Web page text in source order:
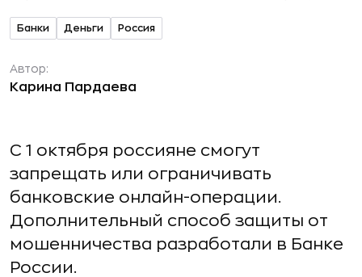
Банки Деньги Россия
Автор:
Карина Пардаева
С 1 октября россияне смогут
запрещать или ограничивать
банковские онлайн-операции.
Дополнительный способ защиты от
мошенничества разработали в Банке
России.